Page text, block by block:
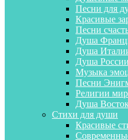
Песни для
Красивые
Песни
Душа
Душа
Душа России
Музыка
Песни
Религии
Душа
Стихи для души
Красивые